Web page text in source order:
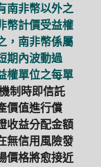
南非幣以外之
幣計價受益權
，南非幣係屬
期內波動過
權單位之每單
制時即信託
價值進行償
收益分配金額
無信用風險發
價格將愈接近